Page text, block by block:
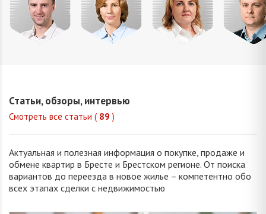
Статьи, обзоры, интервью
Смотреть все статьи ( 89 )
Актуальная и полезная информация о покупке, продаже и
обмене квартир в Бресте и Брестском регионе. От поиска
вариантов до переезда в новое жилье – компетентно обо
всех этапах сделки с недвижимостью